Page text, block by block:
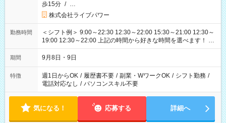
歩15分 / …
株式会社ライブパワー
勤務時間
＜シフト例＞ 9:00～22:30 12:30～22:00 15:30～21:00 12:30～
19:00 12:30～22:00 上記の時間から好きな時間を選べます！ ※
時間は変更となる可能性があります
期間 9月8日・9日
特徴 週1日からOK / 履歴書不要 / 副業・WワークOK / シフト勤務 /
電話対応なし / パソコンスキル不要
気になる！ 応募する 詳細へ